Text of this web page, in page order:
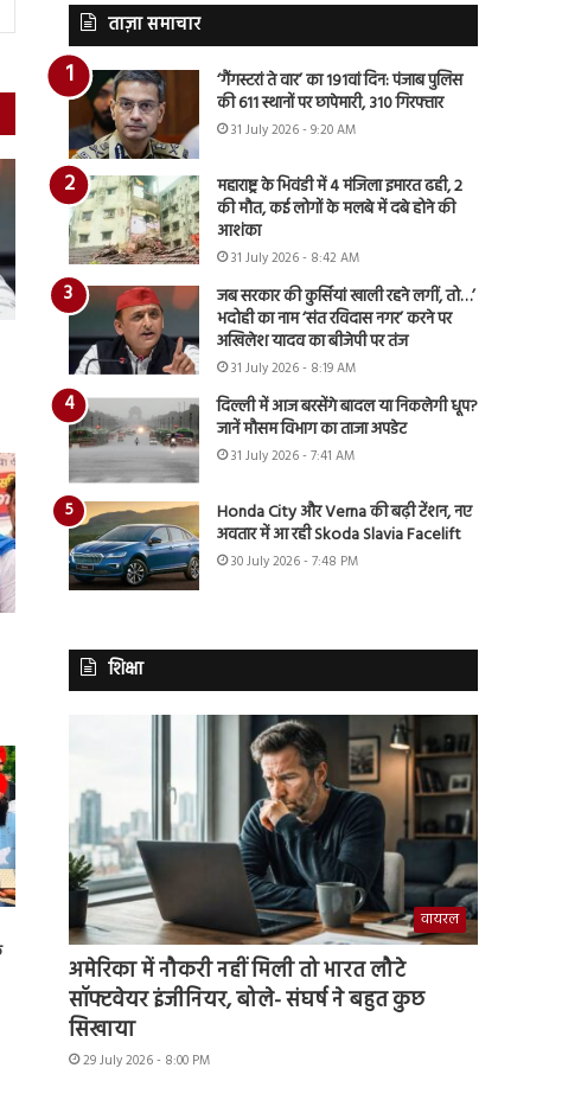
ताज़ा समाचार
‘गैंगस्टरां ते वार’ का 191वां दिन: पंजाब पुलिस
की 611 स्थानों पर छापेमारी, 310 गिरफ्तार
31 July 2026 - 9:20 AM
महाराष्ट्र के भिवंडी में 4 मंजिला इमारत ढही, 2
की मौत, कई लोगों के मलबे में दबे होने की
आशंका
31 July 2026 - 8:42 AM
जब सरकार की कुर्सियां खाली रहने लगीं, तो…’
भदोही का नाम ‘संत रविदास नगर’ करने पर
अखिलेश यादव का बीजेपी पर तंज
31 July 2026 - 8:19 AM
दिल्ली में आज बरसेंगे बादल या निकलेगी धूप?
जानें मौसम विभाग का ताजा अपडेट
31 July 2026 - 7:41 AM
Honda City और Verna की बढ़ी टेंशन, नए
अवतार में आ रही Skoda Slavia Facelift
30 July 2026 - 7:48 PM
शिक्षा
वायरल
अमेरिका में नौकरी नहीं मिली तो भारत लौटे
सॉफ्टवेयर इंजीनियर, बोले- संघर्ष ने बहुत कुछ
सिखाया
29 July 2026 - 8:00 PM